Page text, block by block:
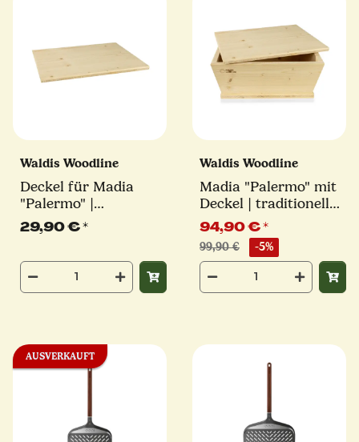
Waldis Woodline
Deckel für Madia
"Palermo" |
traditionelle
Teigschüssel | Waldis
29,90 €*
Waldis Woodline
Madia "Palermo" mit
Deckel | traditionelle
Teigschüssel und
passende Abdeckung |
Waldis
94,90 €*
99,90 € -5%
AUSVERKAUFT